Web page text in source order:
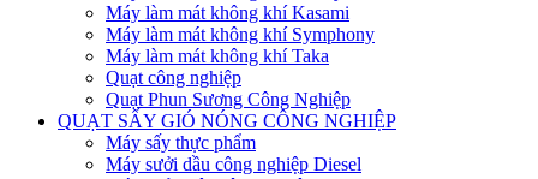
Máy làm mát không khí Kasami
Máy làm mát không khí Symphony
Máy làm mát không khí Taka
Quạt công nghiệp
Quạt Phun Sương Công Nghiệp
QUẠT SẤY GIÓ NÓNG CÔNG NGHIỆP
Máy sấy thực phẩm
Máy sưởi dầu công nghiệp Diesel